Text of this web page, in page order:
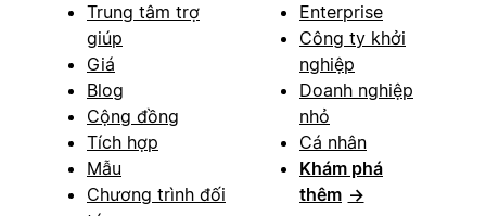
Trung tâm trợ
giúp
Giá
Blog
Cộng đồng
Tích hợp
Mẫu
Chương trình đối
Enterprise
Công ty khởi
nghiệp
Doanh nghiệp
nhỏ
Cá nhân
Khám phá
thêm →